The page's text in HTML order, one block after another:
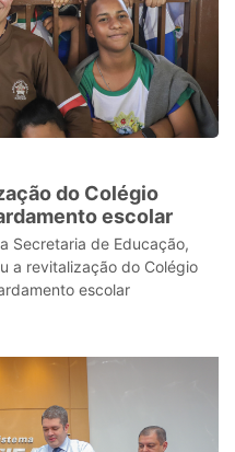
do Colégio
escolar
Secretaria de Educação,
a revitalização do Colégio
escolar